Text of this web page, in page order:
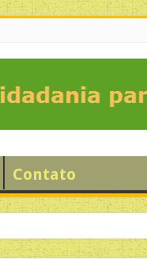
Contato